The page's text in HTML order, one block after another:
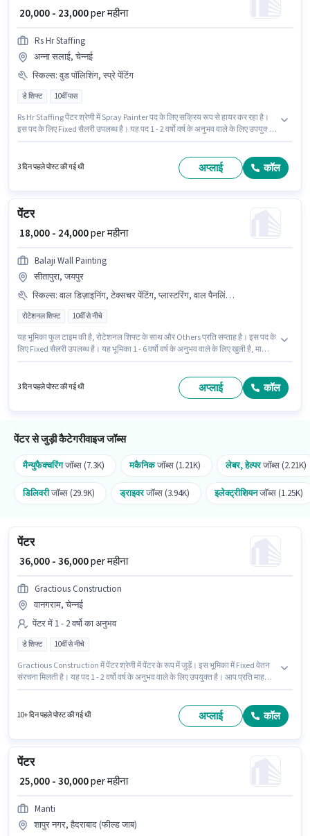
₹ 20,000 - 23,000per महीना
Rs Hr Staffing
अन्ना सलाई, चेन्नई
स्किल्स: वुड पॉलिशिंग, स्प्रे पेंटिंग
डे शिफ्ट 10वीं पास
Rs Hr Staffing पेंटर श्रेणी में Spray Painter पद के लिए सक्रिय रूप से हायर कर रहा है।
इस पद के लिए Fixed सैलरी उपलब्ध है। यह पद 1 - 2 वर्षो वर्ष के अनुभव वाले के लिए उपयुक्त
days working प्रति सप्ताह है। इस भूमिका के लिए आवेदक के पास स्प्रे पेंटिंग, वुड
3 दिन पहले पोस्ट की गई थी अप्लाई कॉल
पेंटर
₹ 18,000 - 24,000per महीना
Balaji Wall Painting
सीतापुरा, जयपुर
स्किल्स: वाल डिज़ाइनिंग, टेक्सचर पेंटिंग, प्लास्टरिंग, वाल पैनलिंग, स्प्रे पेंटिंग, पाउडर कोटिंग, वाटरप्रूफिंग, पेंट कलर नॉलेज
रोटेशनल शिफ्ट 10वीं से नीचे
यह भूमिका फुल टाइम की है, रोटेशनल शिफ्ट के साथ और Others प्रति सप्ताह है। इस पद के
लिए Fixed सैलरी उपलब्ध है। यह भूमिका 1 - 6 वर्षो वर्ष के अनुभव वाले के लिए खुली है, मासिक
होना अनिवार्य है। Balaji Wall Painting पेंटर श्रेणी में पेंटर पद के लिए सक्रिय रूप से हायर
3 दिन पहले पोस्ट की गई थी अप्लाई कॉल
पेंटर से जुड़ी कैटेगरीवाइज जॉब्स
मैन्युफैक्चरिंगजॉब्स (7.3K) मकैनिकजॉब्स (1.21K) लेबर, हेल्परजॉब्स (2.21K)
डिलिवरीजॉब्स (29.9K) ड्राइवरजॉब्स (3.94K) इलेक्ट्रीशियनजॉब्स (1.25K)
पेंटर
₹ 36,000 - 36,000per महीना
Gractious Construction
वानगराम, चेन्नई
पेंटर में 1 - 2 वर्षो का अनुभव
डे शिफ्ट 10वीं से नीचे
Gractious Construction में पेंटर श्रेणी में पेंटर के रूप में जुड़ें। इस भूमिका में Fixed वेतन
संरचना मिलती है। यह पद 1 - 2 वर्षो वर्ष के अनुभव वाले के लिए उपयुक्त है। आप प्रति माह
भूमिका के लिए उपयुक्त हैं।
10+ दिन पहले पोस्ट की गई थी अप्लाई कॉल
पेंटर
₹ 25,000 - 30,000per महीना
Manti
शापुर नगर, हैदराबाद (फील्ड जाब)